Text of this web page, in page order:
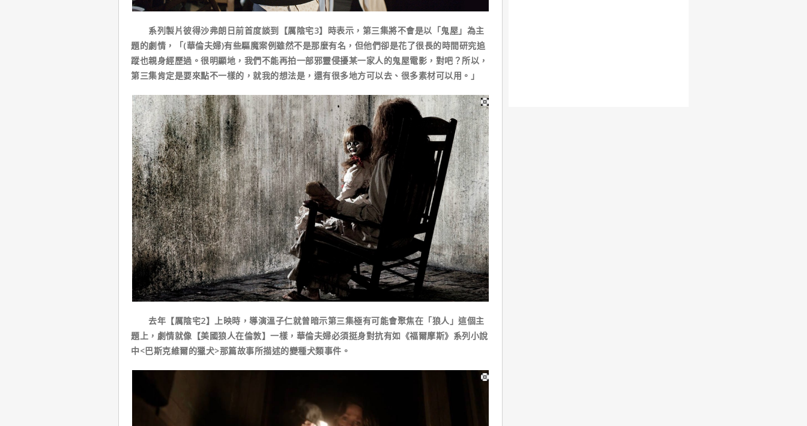
系列製片彼得沙弗朗日前首度談到【厲陰宅3】時表示，第三集將不會是以「鬼屋」為主
題的劇情，「(華倫夫婦)有些驅魔案例雖然不是那麼有名，但他們卻是花了很長的時間研究追
蹤也親身經歷過。很明顯地，我們不能再拍一部邪靈侵擾某一家人的鬼屋電影，對吧？所以，
第三集肯定是要來點不一樣的，就我的想法是，還有很多地方可以去、很多素材可以用。」
去年【厲陰宅2】上映時，導演溫子仁就曾暗示第三集極有可能會聚焦在「狼人」這個主
題上，劇情就像【美國狼人在倫敦】一樣，華倫夫婦必須挺身對抗有如《福爾摩斯》系列小說
中<巴斯克維爾的獵犬>那篇故事所描述的變種犬類事件。